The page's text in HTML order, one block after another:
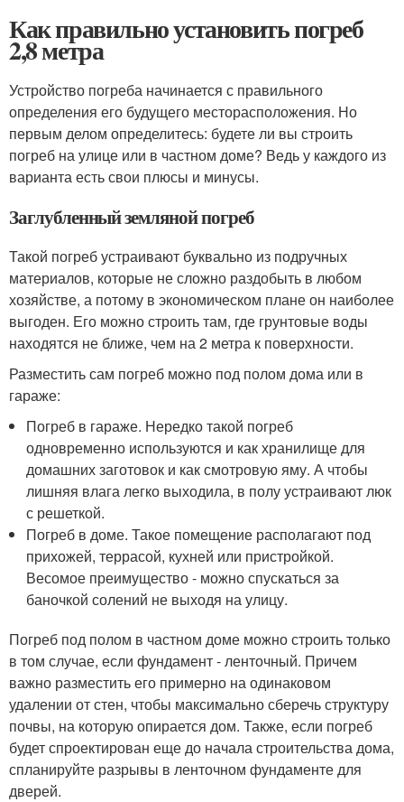
Как правильно установить погреб
2,8 метра
Устройство погреба начинается с правильного
определения его будущего месторасположения. Но
первым делом определитесь: будете ли вы строить
погреб на улице или в частном доме? Ведь у каждого из
варианта есть свои плюсы и минусы.
Заглубленный земляной погреб
Такой погреб устраивают буквально из подручных
материалов, которые не сложно раздобыть в любом
хозяйстве, а потому в экономическом плане он наиболее
выгоден. Его можно строить там, где грунтовые воды
находятся не ближе, чем на 2 метра к поверхности.
Разместить сам погреб можно под полом дома или в
гараже:
Погреб в гараже. Нередко такой погреб
одновременно используются и как хранилище для
домашних заготовок и как смотровую яму. А чтобы
лишняя влага легко выходила, в полу устраивают люк
с решеткой.
Погреб в доме. Такое помещение располагают под
прихожей, террасой, кухней или пристройкой.
Весомое преимущество - можно спускаться за
баночкой солений не выходя на улицу.
Погреб под полом в частном доме можно строить только
в том случае, если фундамент - ленточный. Причем
важно разместить его примерно на одинаковом
удалении от стен, чтобы максимально сберечь структуру
почвы, на которую опирается дом. Также, если погреб
будет спроектирован еще до начала строительства дома,
спланируйте разрывы в ленточном фундаменте для
дверей.